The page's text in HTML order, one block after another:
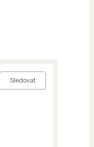
Sledovat